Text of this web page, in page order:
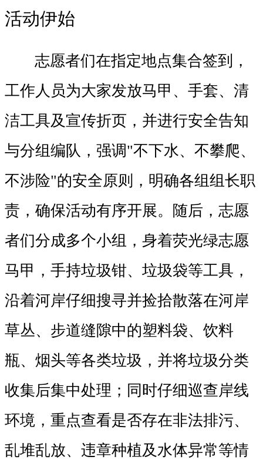
活动伊始
志愿者们在指定地点集合签到，
工作人员为大家发放马甲、手套、清
洁工具及宣传折页，并进行安全告知
与分组编队，强调"不下水、不攀爬、
不涉险"的安全原则，明确各组组长职
责，确保活动有序开展。随后，志愿
者们分成多个小组，身着荧光绿志愿
马甲，手持垃圾钳、垃圾袋等工具，
沿着河岸仔细搜寻并捡拾散落在河岸
草丛、步道缝隙中的塑料袋、饮料
瓶、烟头等各类垃圾，并将垃圾分类
收集后集中处理；同时仔细巡查岸线
环境，重点查看是否存在非法排污、
乱堆乱放、违章种植及水体异常等情